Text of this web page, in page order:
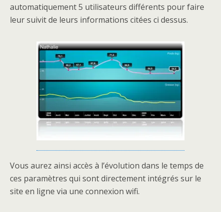
automatiquement 5 utilisateurs différents pour faire
leur suivit de leurs informations citées ci dessus.
Vous aurez ainsi accès à l’évolution dans le temps de
ces paramètres qui sont directement intégrés sur le
site en ligne via une connexion wifi.